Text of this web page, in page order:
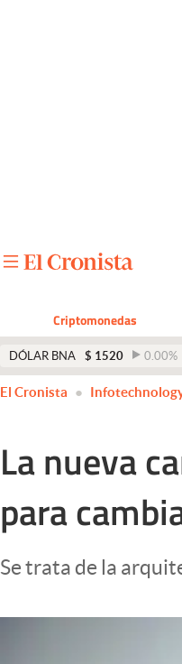
Apertura
Mundial 2026
Mediakit
Criptomonedas
DÓLAR BNA $ 1520 0.00%
El Cronista
La nueva
para
Se trata de la